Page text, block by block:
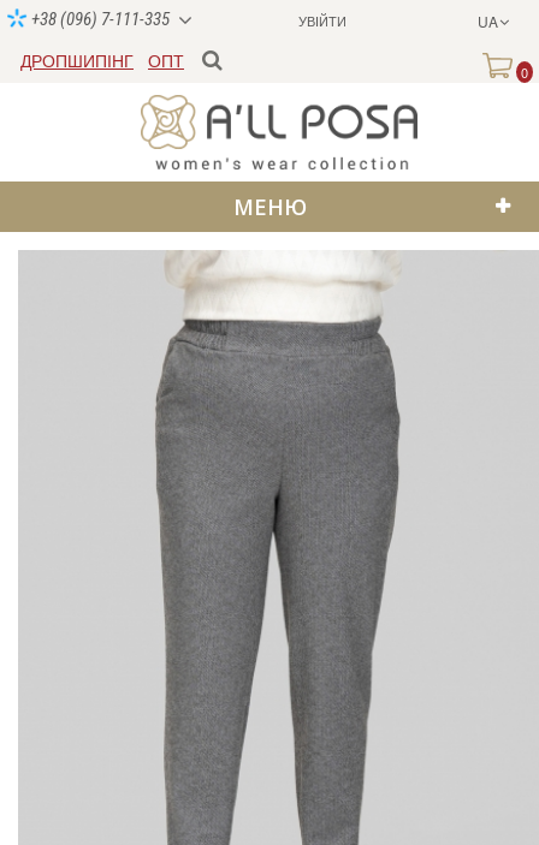
УВІЙТИ UA
+38 (096) 7-111-335
ДРОПШИПІНГ ОПТ
0
МЕНЮ